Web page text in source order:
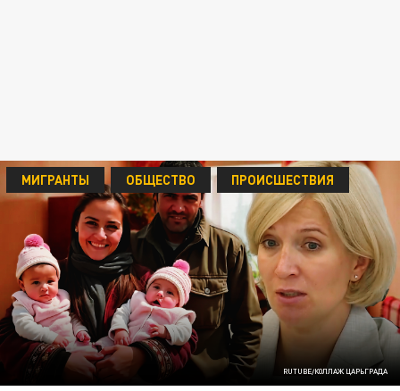
RUTUBE/КОЛЛАЖ ЦАРЬГРАДА
МИГРАНТЫ ОБЩЕСТВО ПРОИСШЕСТВИЯ